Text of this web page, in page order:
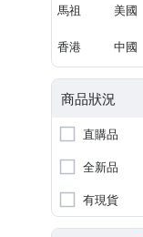
馬祖 美國
香港 中國
商品狀況
直購品
全新品
有現貨